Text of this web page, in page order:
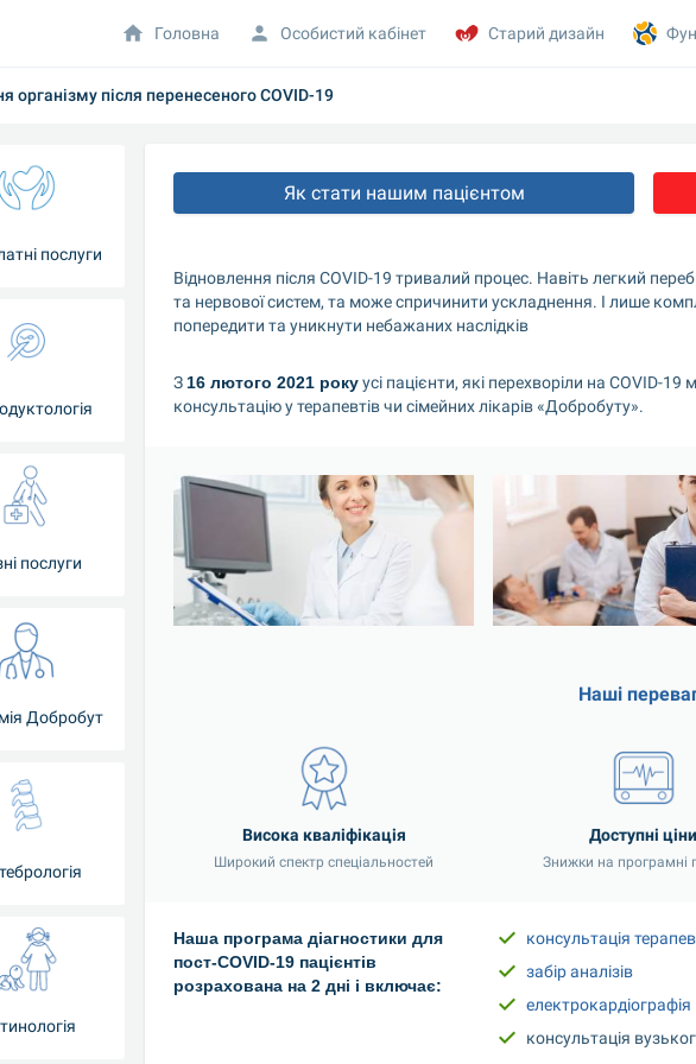
після перенесеного COVID-19
послуги
послуги
Добробут
Як стати нашим пацієнтом
Відновлення після COVID-19 тривалий процес. Навіть легкий
та нервової систем, та може спричинити ускладнення. І лише
попередити та уникнути небажаних наслідків
З 16 лютого 2021 року усі пацієнти, які перехворіли на COVID-
консультацію у терапевтів чи сімейних лікарів «Добробуту».
Наші
Висока кваліфікація
Широкий спектр спеціальностей
Доступні
Знижки на програмні
Наша програма діагностики для
пост-COVID-19 пацієнтів
розрахована на 2 дні і включає:
консультація
забір аналізів
електрокардіографія
консультація
Головна Особистий кабінет Старий дизайн